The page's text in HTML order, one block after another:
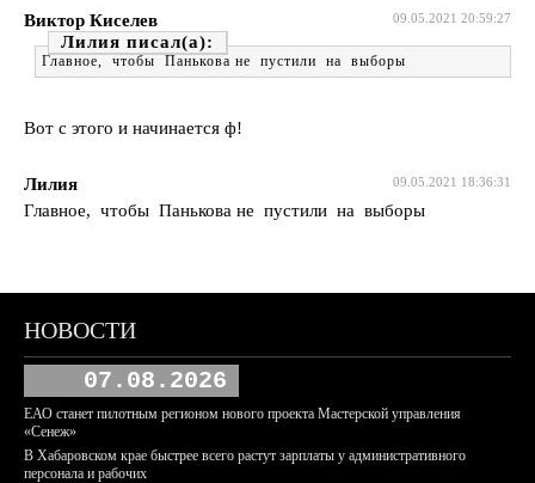
09.05.2021 20:59:27
Виктор Киселев
Лилия
Главное, чтобы Панькова не пустили на выборы
Вот с этого и начинается ф!
09.05.2021 18:36:31
Лилия
Главное, чтобы Панькова не пустили на выборы
НОВОСТИ
07.08.2026
ЕАО станет пилотным регионом нового проекта Мастерской управления
«Сенеж»
В Хабаровском крае быстрее всего растут зарплаты у административного
персонала и рабочих